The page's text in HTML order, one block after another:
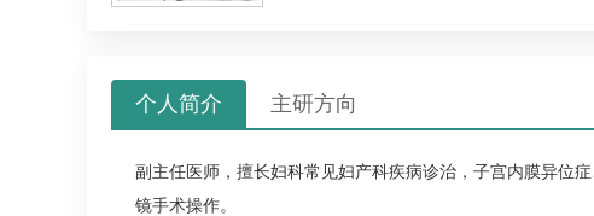
个人简介 主研方向
副主任医师，擅长妇科常见妇产科疾病诊治，子宫内膜异位
镜手术操作。